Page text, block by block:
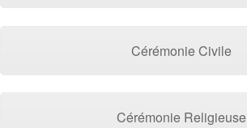
Cérémonie Civile
Cérémonie Religieuse